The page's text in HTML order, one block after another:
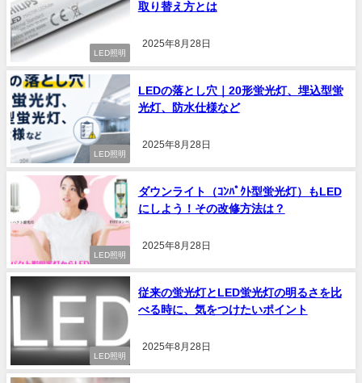
LED照明
取り替え方とは
2025年8月28日
LED照明
LEDの落とし穴｜20形蛍光灯、埋込型蛍
光灯、防水仕様など
2025年8月28日
LED照明
ダウンライト（ｺﾝﾊﾟｸﾄ型蛍光灯）もLED
にしよう！その改修方法は？
2025年8月28日
LED照明
従来の蛍光灯とLED蛍光灯の明るさを比
べる時に、気をつけたいポイント
2025年8月28日